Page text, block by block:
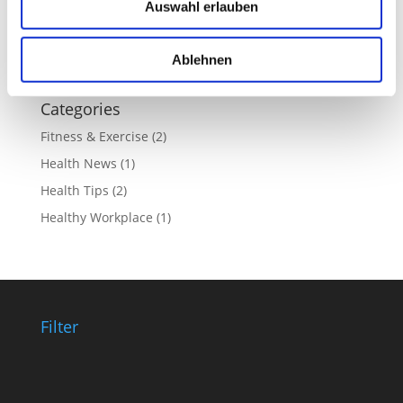
Auswahl erlauben
Ablehnen
Categories
Fitness & Exercise (2)
Health News (1)
Health Tips (2)
Healthy Workplace (1)
Filter